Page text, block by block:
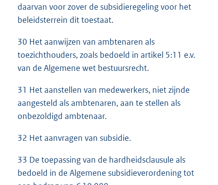
daarvan voor zover de subsidieregeling voor het
beleidsterrein dit toestaat.
30 Het aanwijzen van ambtenaren als
toezichthouders, zoals bedoeld in artikel 5:11 e.v.
van de Algemene wet bestuursrecht.
31 Het aanstellen van medewerkers, niet zijnde
aangesteld als ambtenaren, aan te stellen als
onbezoldigd ambtenaar.
32 Het aanvragen van subsidie.
33 De toepassing van de hardheidsclausule als
bedoeld in de Algemene subsidieverordening tot